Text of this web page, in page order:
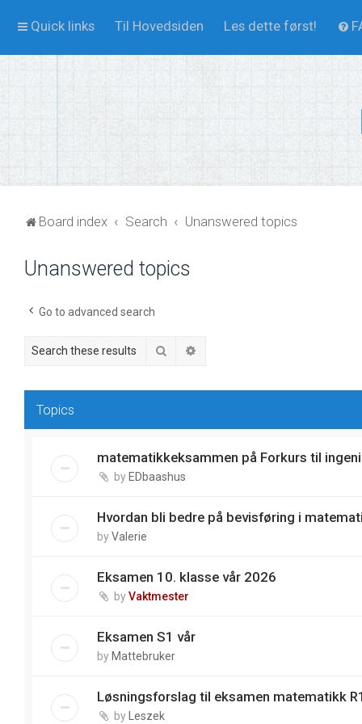
Quick links Til Hovedsiden Les dette først!
Board index Search Unanswered topics
Unanswered topics
Go to advanced search
Search
Topics
matematikkeksammen på Forkurs til
by EDbaashus
Hvordan bli bedre på bevisføring i
byValerie
Eksamen 10. klasse vår 2026
byVaktmester
Eksamen S1 vår
by Mattebruker
Løsningsforslag til eksamen matematikk
by Leszek